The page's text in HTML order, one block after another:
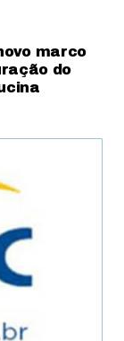
marco
do